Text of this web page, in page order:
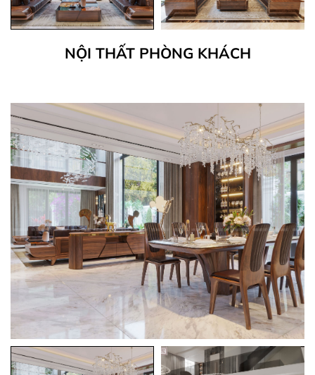
NỘI THẤT PHÒNG KHÁCH